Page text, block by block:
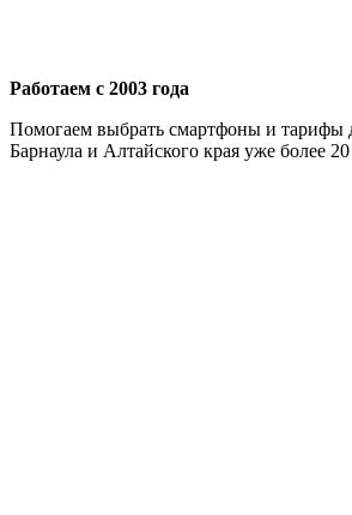
Работаем с 2003 года
Помогаем выбрать смартфоны и тарифы
Барнаула и Алтайского края уже более 20